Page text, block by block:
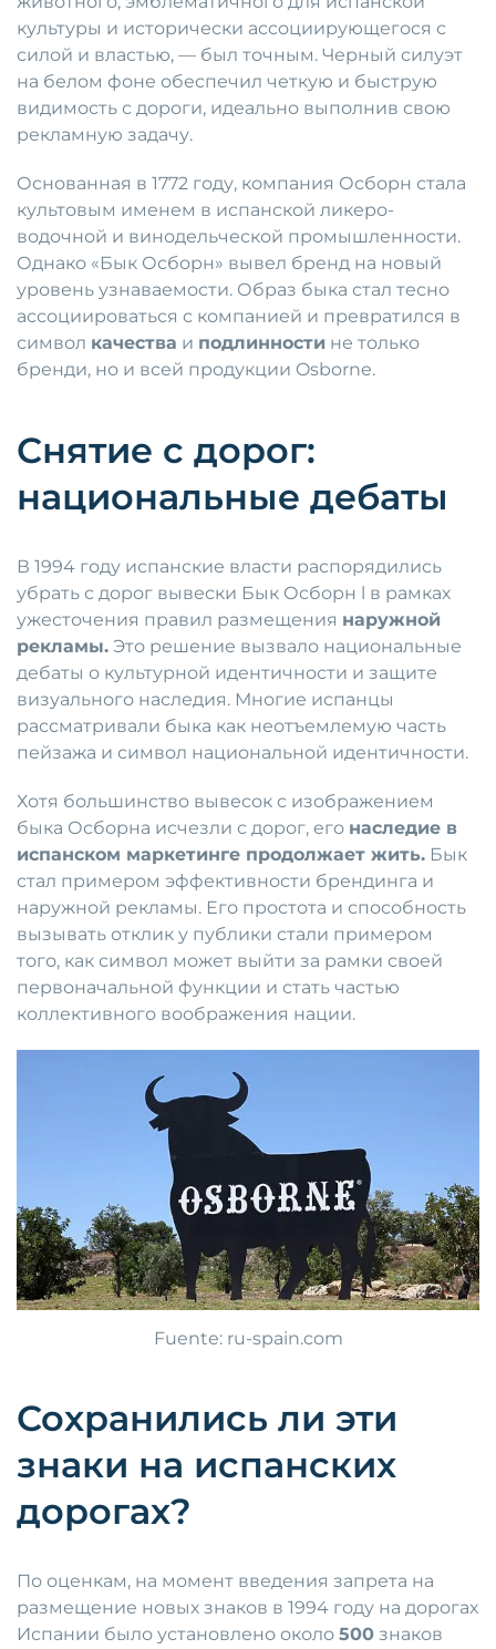
культуры и исторически ассоциирующегося с
силой и властью, — был точным. Черный силуэт
на белом фоне обеспечил четкую и быструю
видимость с дороги, идеально выполнив свою
рекламную задачу.
Основанная в 1772 году, компания Осборн стала
культовым именем в испанской ликеро-
водочной и винодельческой промышленности.
Однако «Бык Осборн» вывел бренд на новый
уровень узнаваемости. Образ быка стал тесно
ассоциироваться с компанией и превратился в
символ качества и подлинности не только
бренди, но и всей продукции Osborne.
Снятие с дорог:
национальные дебаты
В 1994 году испанские власти распорядились
убрать с дорог вывески Бык Осборн l в рамках
ужесточения правил размещения наружной
рекламы. Это решение вызвало национальные
дебаты о культурной идентичности и защите
визуального наследия. Многие испанцы
рассматривали быка как неотъемлемую часть
пейзажа и символ национальной идентичности.
Хотя большинство вывесок с изображением
быка Осборна исчезли с дорог, его наследие в
испанском маркетинге продолжает жить. Бык
стал примером эффективности брендинга и
наружной рекламы. Его простота и способность
вызывать отклик у публики стали примером
того, как символ может выйти за рамки своей
первоначальной функции и стать частью
коллективного воображения нации.
Fuente: ru-spain.com
Сохранились ли эти
знаки на испанских
дорогах?
По оценкам, на момент введения запрета на
размещение новых знаков в 1994 году на дорогах
Испании было установлено около 500 знаков